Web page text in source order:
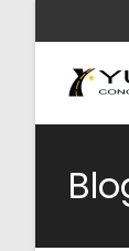
contenido